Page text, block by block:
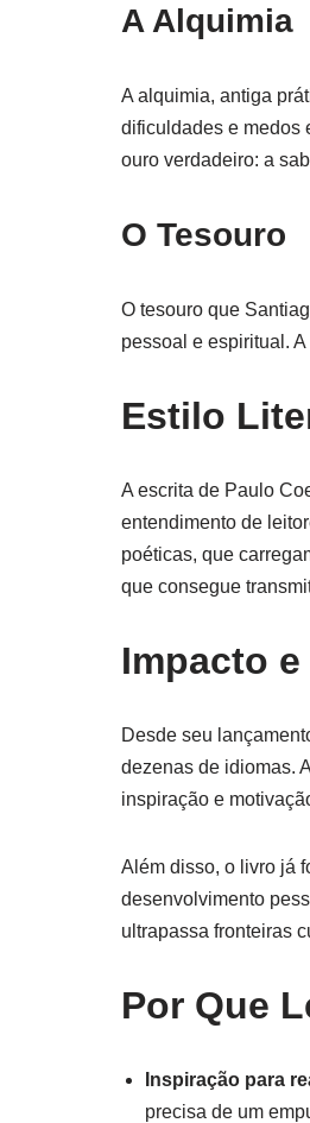
A Alquimia
A alquimia, antiga
dificuldades e medos
ouro verdadeiro: a
O Tesouro
O tesouro que
pessoal e espiritual.
Estilo
A escrita de Paulo
entendimento de
poéticas, que
que consegue
Impacto
Desde seu
dezenas de idiomas.
inspiração e
Além disso, o livro já
desenvolvimento
ultrapassa fronteiras
Por Que
Inspiração para
precisa de um